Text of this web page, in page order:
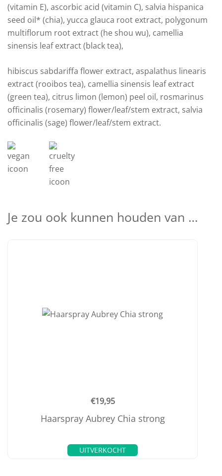
(vitamin E), ascorbic acid (vitamin C), salvia hispanica
seed oil* (chia), yucca glauca root extract, polygonum
multiflorum root extract (he shou wu), camellia
sinensis leaf extract (black tea),
hibiscus sabdariffa flower extract, aspalathus linearis
extract (rooibos tea), camellia sinensis leaf extract
(green tea), citrus limon (lemon) peel oil, rosmarinus
officinalis (rosemary) flower/leaf/stem extract, salvia
officinalis (sage) flower/leaf/stem extract.
Je zou ook kunnen houden van …
€19,95
Haarspray Aubrey Chia strong
UITVERKOCHT